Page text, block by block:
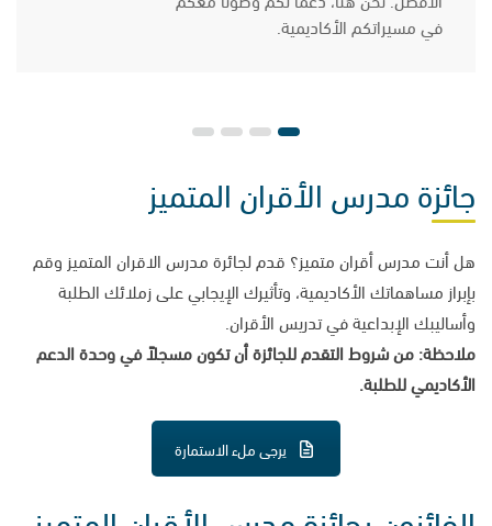
في مسيراتكم الأكاديمية.
جائزة مدرس الأقران المتميز
هل أنت مدرس أقران متميز؟ قدم لجائرة مدرس الاقران المتميز وقم
بإبراز مساهماتك الأكاديمية، وتأثيرك الإيجابي على زملائك الطلبة
وأساليبك الإبداعية في تدريس الأقران.
ملاحظة: من شروط التقدم للجائزة أن تكون مسجلاً في وحدة الدعم
الأكاديمي للطلبة.
يرجى ملء الاستمارة